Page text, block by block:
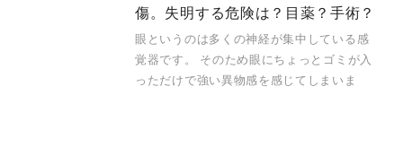
傷。失明する危険は？目薬？手術？
眼というのは多くの神経が集中している感
覚器です。 そのため眼にちょっとゴミが入
っただけで強い異物感を感じてしまいま